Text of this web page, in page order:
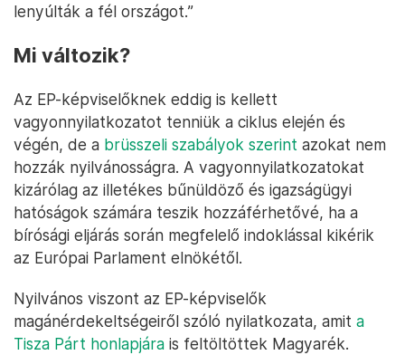
lenyúlták a fél országot.”
Mi változik?
Az EP-képviselőknek eddig is kellett
vagyonnyilatkozatot tenniük a ciklus elején és
végén, de a brüsszeli szabályok szerint azokat nem
hozzák nyilvánosságra. A vagyonnyilatkozatokat
kizárólag az illetékes bűnüldöző és igazságügyi
hatóságok számára teszik hozzáférhetővé, ha a
bírósági eljárás során megfelelő indoklással kikérik
az Európai Parlament elnökétől.
Nyilvános viszont az EP-képviselők
magánérdekeltségeiről szóló nyilatkozata, amit a
Tisza Párt honlapjára is feltöltöttek Magyarék.